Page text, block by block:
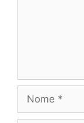
Nome